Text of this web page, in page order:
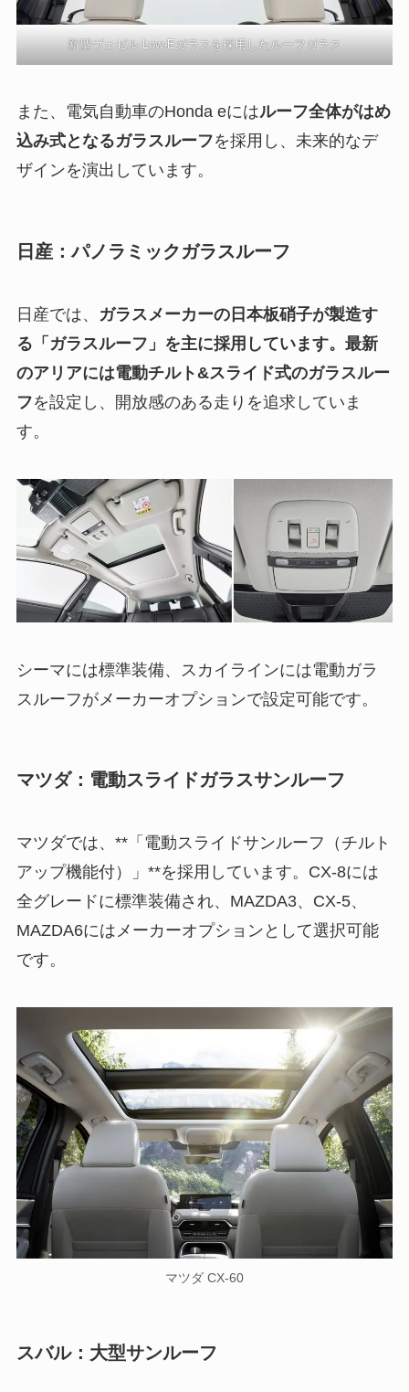
新型ヴェゼル Low-Eガラスを採用したルーフガラス
また、電気自動車のHonda eにはルーフ全体がはめ
込み式となるガラスルーフを採用し、未来的なデ
ザインを演出しています。
日産：パノラミックガラスルーフ
日産では、
ガラスメーカーの日本板硝子が製造す
る「ガラスルーフ」を主に採用しています。最新
のアリアには電動チルト&スライド式のガラスルー
フを設定し、開放感のある走りを追求していま
す。
シーマには標準装備、スカイラインには電動ガラ
スルーフがメーカーオプションで設定可能です。
マツダ：電動スライドガラスサンルーフ
マツダでは、**「電動スライドサンルーフ（チルト
アップ機能付）」**を採用しています。CX-8には
全グレードに標準装備され、MAZDA3、CX-5、
MAZDA6にはメーカーオプションとして選択可能
です。
マツダ CX-60
スバル：大型サンルーフ